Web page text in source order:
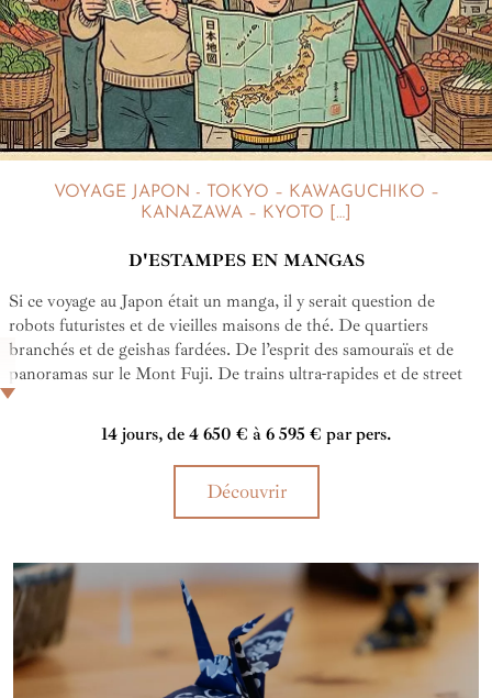
VOYAGE JAPON - TOKYO – KAWAGUCHIKO –
KANAZAWA – KYOTO […]
D'ESTAMPES EN MANGAS
Si ce voyage au Japon était un manga, il y serait question de
robots futuristes et de vieilles maisons de thé. De quartiers
branchés et de geishas fardées. De l’esprit des samouraïs et de
panoramas sur le Mont Fuji. De trains ultra-rapides et de street
food, aussi. Il y serait également question de montagnes russes,
d'art et de tir à l'arc japonais. De cosplay, de temples shinto et,
pourquoi pas, de karaoké. Et de tout le reste, qu'au travers de ce
circuit au Japon de 14 jours, vous allez absolument adorer.
14 jours, de 4 650 € à 6 595 € par pers.
Découvrir